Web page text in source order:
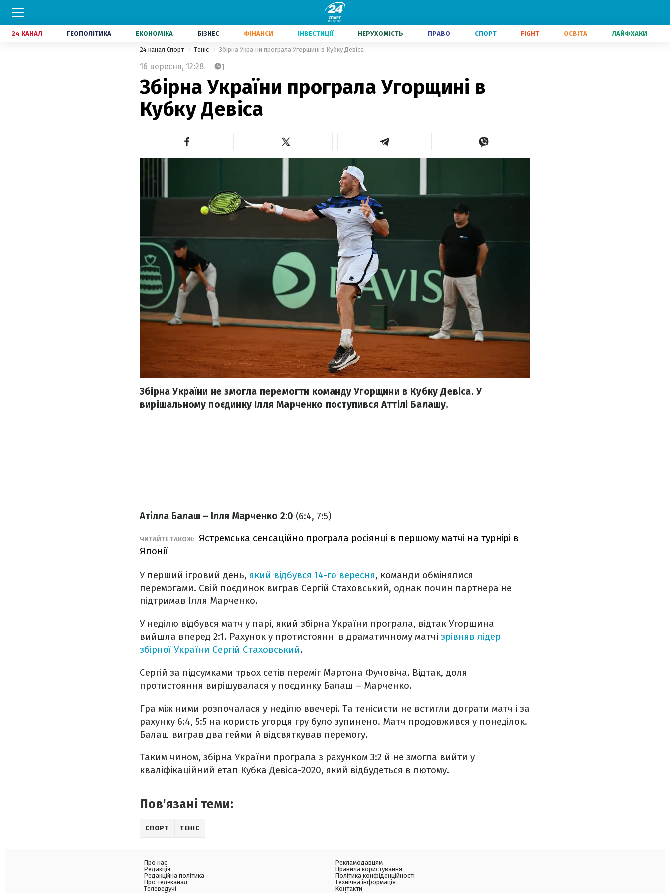
24 КАНАЛ ГЕОПОЛІТИКА ЕКОНОМІКА БІЗНЕС ФІНАНСИ ІНВЕСТИЦІЇ НЕРУХОМІСТЬ ПРАВО СПОРТ FIGHT ОСВІТА ЛАЙФХАКИ
24 канал Спорт Теніс Збірна України програла Угорщині в Кубку Девіса
16 вересня, 12:28 1
Збірна України програла Угорщині в
Кубку Девіса
Збірна України не змогла перемогти команду Угорщини в Кубку Девіса. У
вирішальному поєдинку Ілля Марченко поступився Аттілі Балашу.
Атілла Балаш – Ілля Марченко 2:0 (6:4, 7:5)
ЧИТАЙТЕ ТАКОЖ: Ястремська сенсаційно програла росіянці в першому матчі на турнірі в
Японії
У перший ігровий день, який відбувся 14-го вересня, команди обмінялися
перемогами. Свій поєдинок виграв Сергій Стаховський, однак почин партнера не
підтримав Ілля Марченко.
У неділю відбувся матч у парі, який збірна України програла, відтак Угорщина
вийшла вперед 2:1. Рахунок у протистоянні в драматичному матчі зрівняв лідер
збірної України Сергій Стаховський.
Сергій за підсумками трьох сетів переміг Мартона Фучовіча. Відтак, доля
протистояння вирішувалася у поєдинку Балаш – Марченко.
Гра між ними розпочалася у неділю ввечері. Та тенісисти не встигли дограти матч і за
рахунку 6:4, 5:5 на користь угорця гру було зупинено. Матч продовжився у понеділок.
Балаш виграв два гейми й відсвяткував перемогу.
Таким чином, збірна України програла з рахунком 3:2 й не змогла вийти у
кваліфікаційний етап Кубка Девіса-2020, який відбудеться в лютому.
Пов'язані теми:
СПОРТ ТЕНІС
Про нас
Редакція
Редакційна політика
Про телеканал
Телеведучі
Рекламодавцям
Правила користування
Політика конфіденційності
Технічна інформація
Контакти